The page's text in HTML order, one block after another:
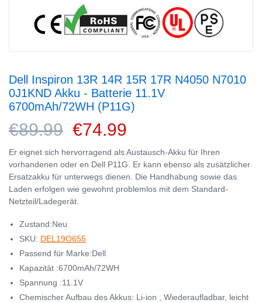
Dell Inspiron 13R 14R 15R 17R N4050 N7010
0J1KND Akku - Batterie 11.1V
6700mAh/72WH (P11G)
€89.99 €74.99
Er eignet sich hervorragend als Austausch-Akku für Ihren
vorhandenen oder en Dell P11G. Er kann ebenso als zusätzlicher
Ersatzakku für unterwegs dienen. Die Handhabung sowie das
Laden erfolgen wie gewohnt problemlos mit dem Standard-
Netzteil/Ladegerät.
Zustand:Neu
SKU: DEL19O655
Passend für Marke:Dell
Kapazität :6700mAh/72WH
Spannung :11.1V
Chemischer Aufbau des Akkus: Li-ion , Wiederaufladbar, leicht